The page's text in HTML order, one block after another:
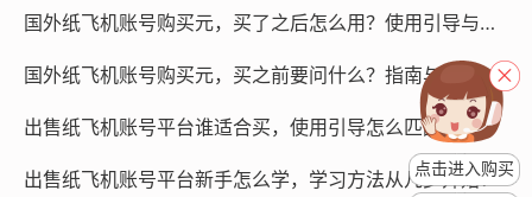
的服务，适合需要临时推广的企业和个人。
纸飞机账号代购平台：这个平台提供纸飞机账号的代购服
务，用户只需提供账号需求，平台即可为您寻找合适的账
国外纸飞机账号购买元，买了之后怎么用？使用引导与步骤清单！
国外纸飞机账号购买元，买之前要问什么？指南与使用引导清单！
出售纸飞机账号平台谁适合买，使用引导怎么匹配需求？
出售纸飞机账号平台新手怎么学，学习方法从几步开始？
点击进入购买